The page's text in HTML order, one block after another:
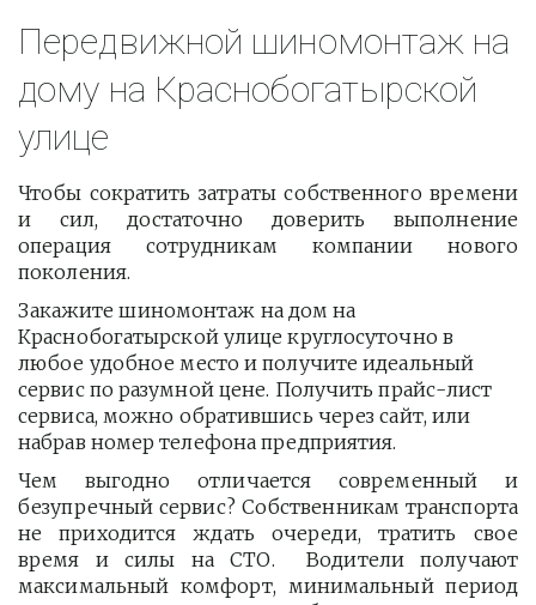
Передвижной шиномонтаж на
дому на Краснобогатырской
улице
Чтобы сократить затраты собственного времени
и сил, достаточно доверить выполнение
операция сотрудникам компании нового
поколения.
Закажите шиномонтаж на дом на
Краснобогатырской улице круглосуточно в
любое удобное место и получите идеальный
сервис по разумной цене. Получить прайс-лист
сервиса, можно обратившись через сайт, или
набрав номер телефона предприятия.
Чем выгодно отличается современный и
безупречный сервис? Собственникам транспорта
не приходится ждать очереди, тратить свое
время и силы на СТО. Водители получают
максимальный комфорт, минимальный период